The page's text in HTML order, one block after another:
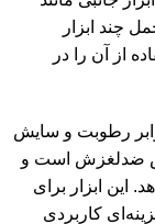
چند ابزار
از آن را در
رطوبت و سایش
ضدلغزش است و
این ابزار برای
کاربردی